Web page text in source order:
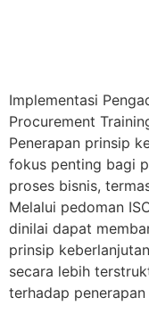
Implementasi
Procurement
Penerapan prinsip
fokus penting bagi
proses bisnis,
Melalui pedoman
dinilai dapat
prinsip
secara lebih
terhadap